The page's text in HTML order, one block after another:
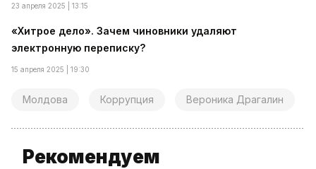
23 апреля 2025 | 13:15
«Хитрое дело». Зачем чиновники удаляют
электронную переписку?
15 апреля 2025 | 19:30
Молдова Коррупция Вероника Драгалин
Рекомендуем